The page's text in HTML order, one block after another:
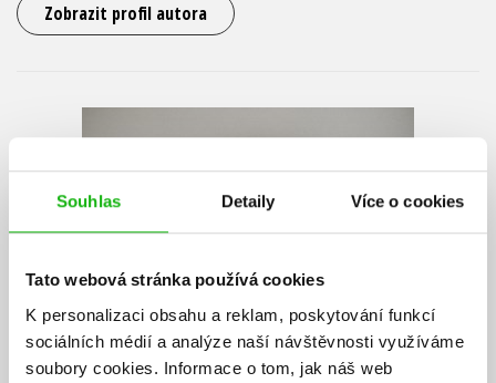
Souhlas Detaily Více o cookies
Tato webová stránka používá cookies
K personalizaci obsahu a reklam, poskytování funkcí
sociálních médií a analýze naší návštěvnosti využíváme
soubory cookies. Informace o tom, jak náš web
Zobrazit profil autora